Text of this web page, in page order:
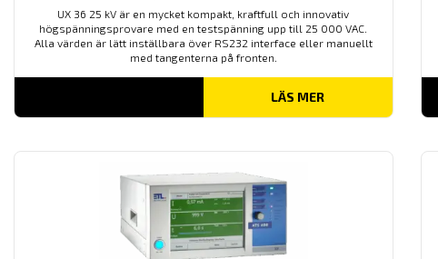
UX 36 25 kV är en mycket kompakt, kraftfull och innovativ
högspänningsprovare med en testspänning upp till 25 000 VAC.
Alla värden är lätt inställbara över RS232 interface eller manuellt
med tangenterna på fronten.
LÄS MER